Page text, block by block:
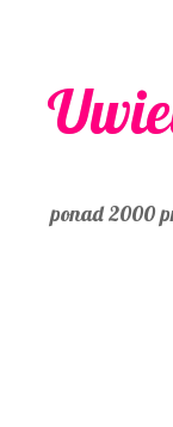
ponad 2000